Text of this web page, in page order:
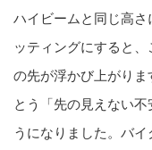
ハイビームと同じ高
ッティングにすると
の先が浮かび上がり
とう「先の見えない
うになりました。バ